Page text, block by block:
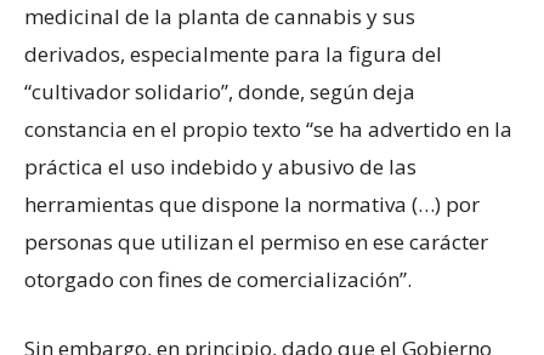
medicinal de la planta de cannabis y sus
derivados, especialmente para la figura del
“cultivador solidario”, donde, según deja
constancia en el propio texto “se ha advertido en la
práctica el uso indebido y abusivo de las
herramientas que dispone la normativa (…) por
personas que utilizan el permiso en ese carácter
otorgado con fines de comercialización”.
Sin embargo, en principio, dado que el Gobierno